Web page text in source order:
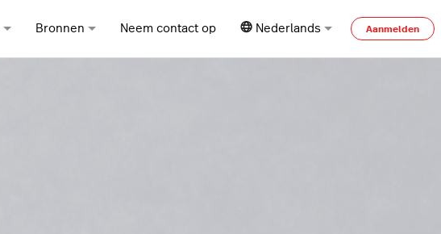
Bronnen Neem contact op Nederlands Aanmelden